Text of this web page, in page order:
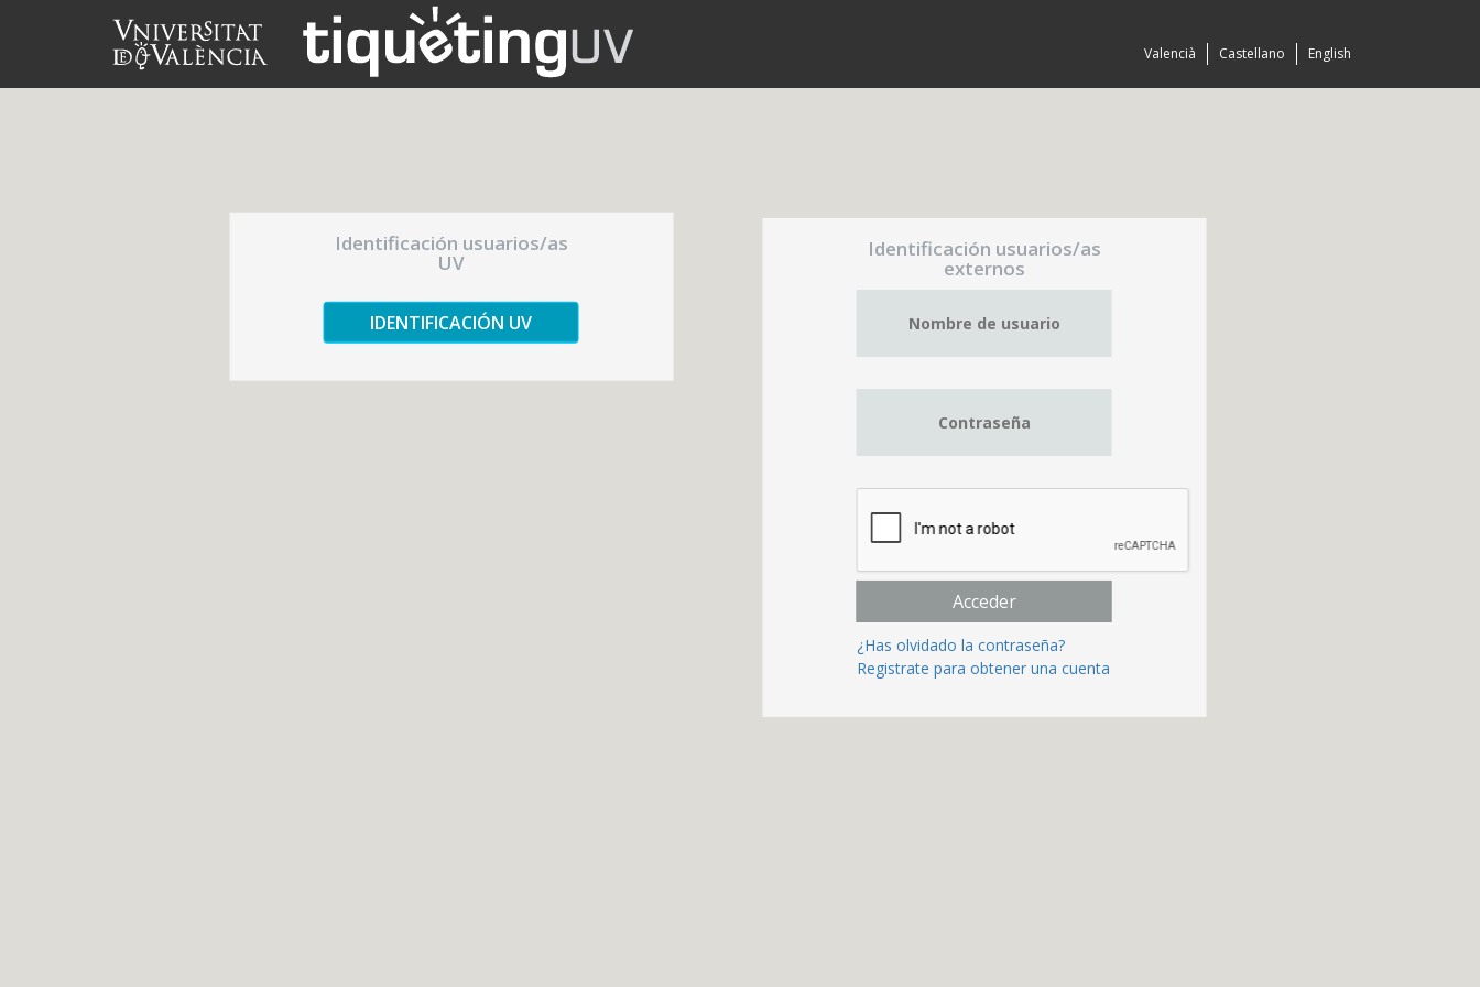
English
Castellano
Valencià
Identificación usuarios/as
UV
IDENTIFICACIÓN UV
Identificación usuarios/as
externos
Acceder
¿Has olvidado la contraseña?
Registrate para obtener una cuenta